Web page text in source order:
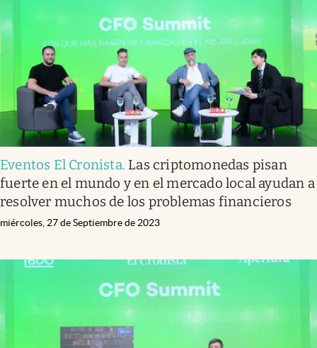
Eventos El Cronista. Las criptomonedas pisan
fuerte en el mundo y en el mercado local ayudan a
resolver muchos de los problemas financieros
miércoles, 27 de Septiembre de 2023